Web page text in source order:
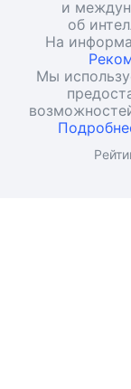
и
об
На
Мы